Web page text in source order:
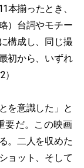
本揃ったとき、
）台詞やモチー
構成し、同じ撮
初から、いずれ
を意識した」と
要だ。この映画
。二人を収めた
ョット、そして